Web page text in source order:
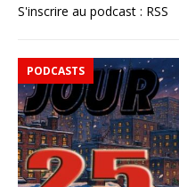
S'inscrire au podcast : RSS
PODCASTS